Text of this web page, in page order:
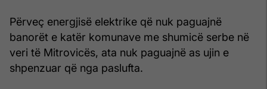
Përveç energjisë elektrike që nuk paguajnë
banorët e katër komunave me shumicë serbe në
veri të Mitrovicës, ata nuk paguajnë as ujin e
shpenzuar që nga paslufta.